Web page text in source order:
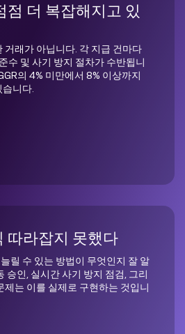
점 더 복잡해지고 있
거래가 아닙니다. 각 지급 건마다
수 및 사기 방지 절차가 수반됩니
의 4% 미만에서 8% 이상까지
습니다.
따라잡지 못했다
릴 수 있는 방법이 무엇인지 잘 알
승인, 실시간 사기 방지 점검, 그리
제는 이를 실제로 구현하는 것입니